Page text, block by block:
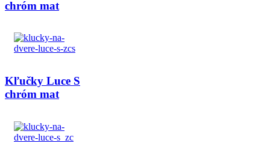
chróm mat
Kľučky Luce S
chróm mat